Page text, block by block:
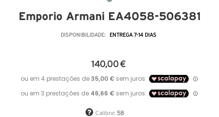
Emporio Armani EA4058-506381
DISPONIBILIDADE: ENTREGA 7-14 DIAS
140,00 €
Calibre: 58